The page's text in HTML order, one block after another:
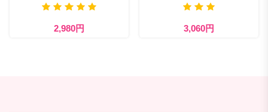
2,980円 3,060円